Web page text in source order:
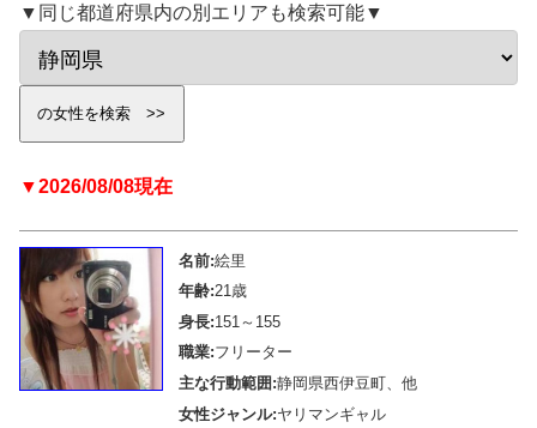
▼同じ都道府県内の別エリアも検索可能▼
▼2026/08/08現在
名前:絵里
年齢:21歳
身長:151～155
職業:フリーター
主な行動範囲:静岡県西伊豆町、他
女性ジャンル:ヤリマンギャル